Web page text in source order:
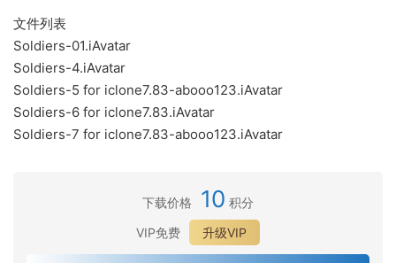
文件列表
Soldiers-01.iAvatar
Soldiers-4.iAvatar
Soldiers-5 for iclone7.83-abooo123.iAvatar
Soldiers-6 for iclone7.83.iAvatar
Soldiers-7 for iclone7.83-abooo123.iAvatar
下载价格 10 积分
VIP免费
升级VIP